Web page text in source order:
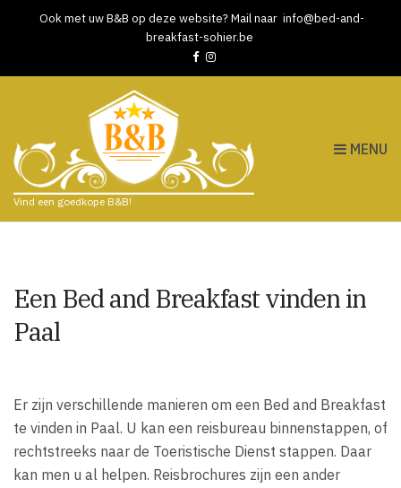
Ook met uw B&B op deze website? Mail naar info@bed-and-
breakfast-sohier.be
Vind een goedkope B&B!
MENU
Een Bed and Breakfast vinden in
Paal
Er zijn verschillende manieren om een Bed and Breakfast
te vinden in Paal. U kan een reisbureau binnenstappen, of
rechtstreeks naar de Toeristische Dienst stappen. Daar
kan men u al helpen. Reisbrochures zijn een ander